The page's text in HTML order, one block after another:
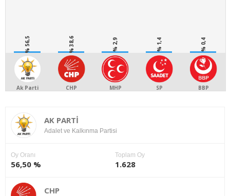
% 56,5
Ak Parti
% 38,6
CHP
% 2,9
MHP
% 1,4
SP
% 0,4
BBP
AK PARTİ
Adalet ve Kalkınma Partisi
Oy Oranı
56,50 %
Toplam Oy
1.628
CHP